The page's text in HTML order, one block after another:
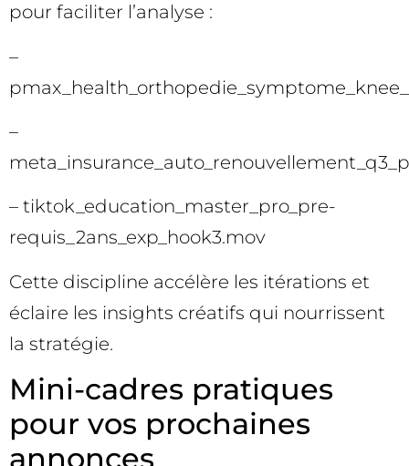
pour faciliter l’analyse :
–
–
– tiktok_education_master_pro_pre-
requis_2ans_exp_hook3.mov
Cette discipline accélère les itérations et
éclaire les insights créatifs qui nourrissent
la stratégie.
Mini-cadres pratiques
pour vos prochaines
annonces